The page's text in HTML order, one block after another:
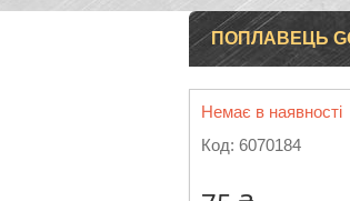
ПОПЛАВЕЦЬ
Немає в наявності
Код: 6070184